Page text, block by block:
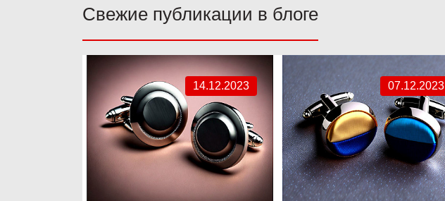
Свежие публикации в блоге
14.12.2023 07.12.2023